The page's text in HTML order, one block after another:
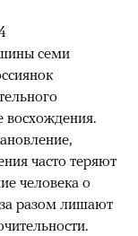
семи
восхождения.
часто теряют
человека о
разом лишают